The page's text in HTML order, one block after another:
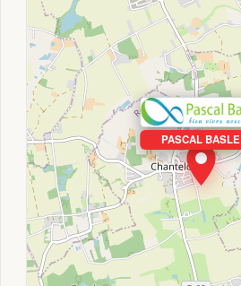
PASCAL BASLE